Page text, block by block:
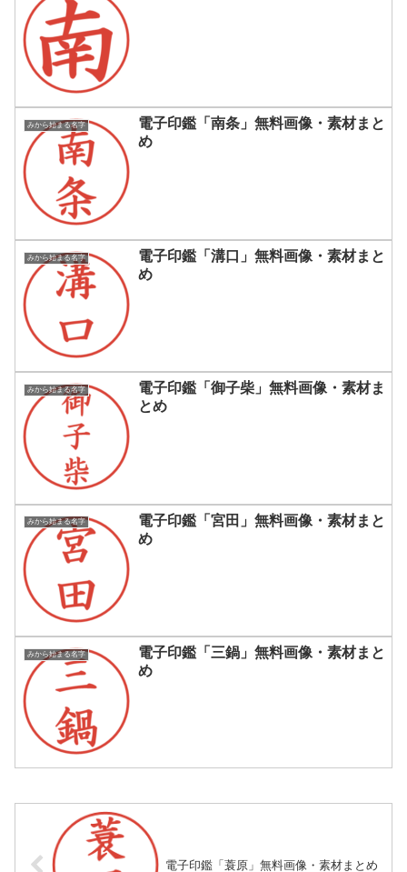
みから始まる名字
電子印鑑「南条」無料画像・素材まと
め
みから始まる名字
電子印鑑「溝口」無料画像・素材まと
め
みから始まる名字
電子印鑑「御子柴」無料画像・素材ま
とめ
みから始まる名字
電子印鑑「宮田」無料画像・素材まと
め
みから始まる名字
電子印鑑「三鍋」無料画像・素材まと
め
電子印鑑「蓑原」無料画像・素材まとめ